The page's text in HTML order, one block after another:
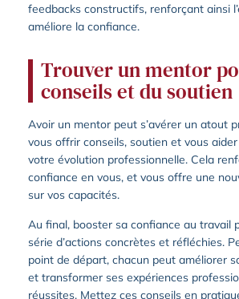
feedbacks constructifs, renforçant ainsi
améliore la confiance.
Trouver un mentor
conseils et du soutien
Avoir un mentor peut s’avérer un atout
vous offrir conseils, soutien et vous
votre évolution professionnelle. Cela
confiance en vous, et vous offre une
sur vos capacités.
Au final, booster sa confiance au travail
série d’actions concrètes et réfléchies.
point de départ, chacun peut améliorer
et transformer ses expériences
réussites. Mettez ces conseils en